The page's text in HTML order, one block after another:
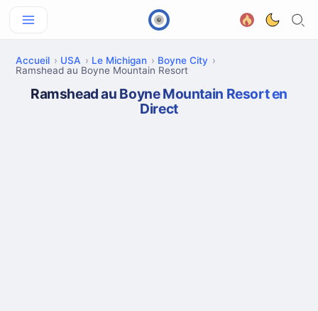
Accueil USA Le Michigan
Boyne City
Ramshead au Boyne Mountain Resort
Ramshead au Boyne Mountain Resort en
Direct